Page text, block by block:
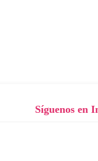
Síguenos en